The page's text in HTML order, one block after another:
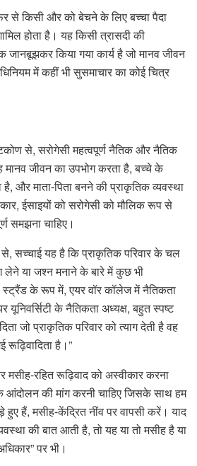
से किसी और को बेचने के लिए बच्चा पैदा
होता है। यह किसी त्रासदी की
जानबूझकर किया गया कार्य है जो मानव जीवन
में कहीं भी सुसमाचार का कोई चित्र
से, सरोगेसी महत्वपूर्ण नैतिक और नैतिक
जीवन का उपभोग करता है, बच्चे के
और माता-पिता बनने की प्राकृतिक व्यवस्था
ईसाइयों को सरोगेसी को मौलिक रूप से
समझना चाहिए।
सच्चाई यह है कि प्राकृतिक परिवार के चल
लेने या जश्न मनाने के बारे में कुछ भी
स्ट्रैंड के रूप में, एयर वॉर कॉलेज में नैतिकता
के नैतिकता अध्यक्ष, बहुत स्पष्ट
जो प्राकृतिक परिवार को त्याग देती है वह
रूढ़िवादिता है।”
मसीह-रहित रूढ़िवाद को अस्वीकार करना
आंदोलन की मांग करनी चाहिए जिसके साथ हम
हैं, मसीह-केंद्रित नींव पर वापसी करें। याद
की बात आती है, तो यह या तो मसीह है या
पर भी।